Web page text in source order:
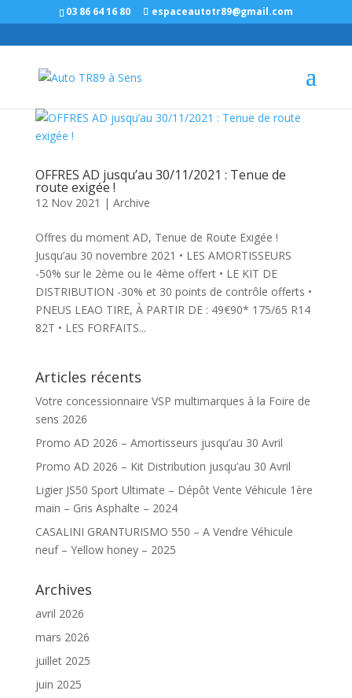
Panneau de gestion des cookies
03 86 64 16 80 espaceautotr89@gmail.com
OFFRES AD jusqu’au 30/11/2021 : Tenue de
route exigée !
12 Nov 2021 | Archive
Offres du moment AD, Tenue de Route Exigée !
Jusqu’au 30 novembre 2021 • LES AMORTISSEURS
-50% sur le 2ème ou le 4ème offert • LE KIT DE
DISTRIBUTION -30% et 30 points de contrôle offerts •
PNEUS LEAO TIRE, À PARTIR DE : 49€90* 175/65 R14
82T • LES FORFAITS...
Articles récents
Votre concessionnaire VSP multimarques à la Foire de
sens 2026
Promo AD 2026 – Amortisseurs jusqu’au 30 Avril
Promo AD 2026 – Kit Distribution jusqu’au 30 Avril
Ligier JS50 Sport Ultimate – Dépôt Vente Véhicule 1ère
main – Gris Asphalte – 2024
CASALINI GRANTURISMO 550 – A Vendre Véhicule
neuf – Yellow honey – 2025
Archives
avril 2026
mars 2026
juillet 2025
juin 2025